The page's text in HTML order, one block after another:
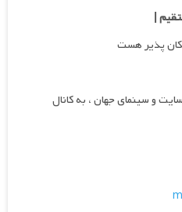
و سینمای جهان ، به کانال